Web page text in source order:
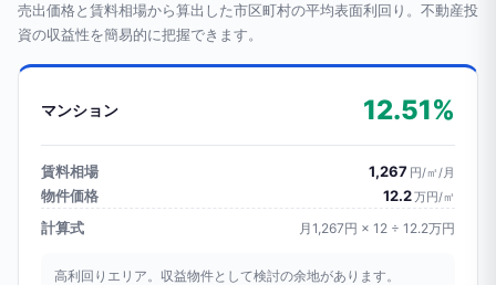
売出価格と賃料相場から算出した市区町村の平均表面利回り。不動産投
資の収益性を簡易的に把握できます。
マンション 12.51%
賃料相場 1,267 円/㎡/月
物件価格 12.2万円/㎡
計算式 月1,267円 × 12 ÷ 12.2万円
高利回りエリア。収益物件として検討の余地があります。